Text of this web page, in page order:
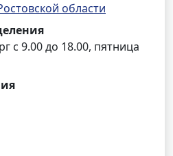
области
с 9.00 до 18.00, пятница